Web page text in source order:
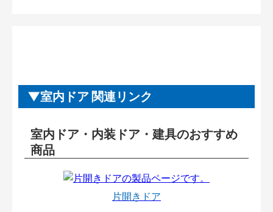
室内ドア 関連リンク
室内ドア・内装ドア・建具のおすすめ
商品
片開きドア